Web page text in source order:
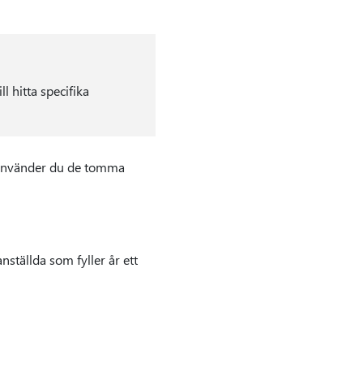
hitta specifika
du de tomma
som fyller år ett